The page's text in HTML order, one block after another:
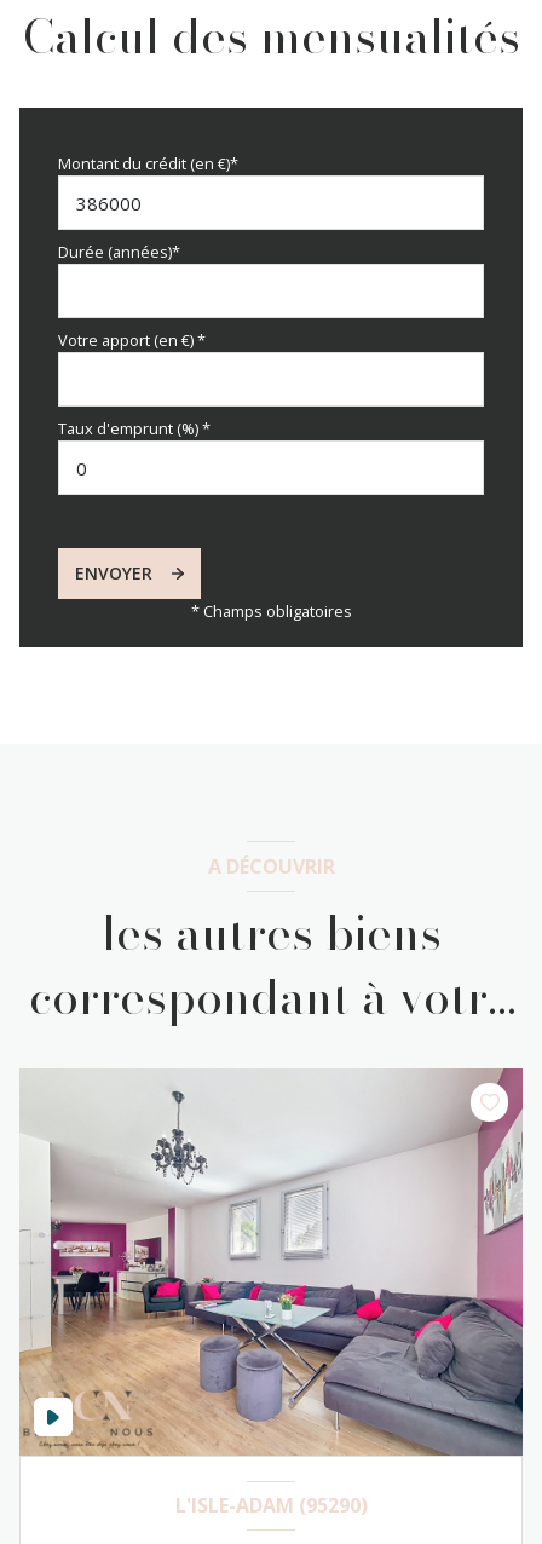
Calcul des mensualités
Montant du crédit (en €)*
Durée (années)*
Votre apport (en €) *
Taux d'emprunt (%) *
ENVOYER
* Champs obligatoires
A DÉCOUVRIR
les autres biens
correspondant à votre
recherche
L'ISLE-ADAM (95290)